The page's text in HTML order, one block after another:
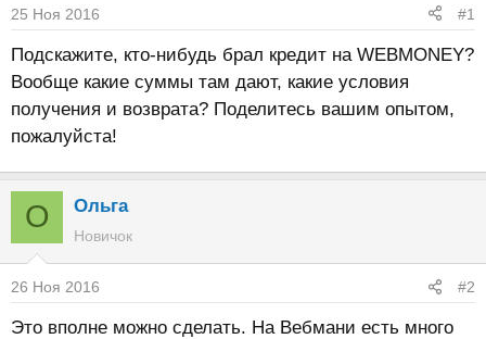
т
е
м
ы
ч
а
л
а
25 Ноя 2016 #1
Подскажите, кто-нибудь брал кредит на WEBMONEY?
Вообще какие суммы там дают, какие условия
получения и возврата? Поделитесь вашим опытом,
пожалуйста!
О Ольга
Новичок
26 Ноя 2016 #2
Это вполне можно сделать. На Вебмани есть много